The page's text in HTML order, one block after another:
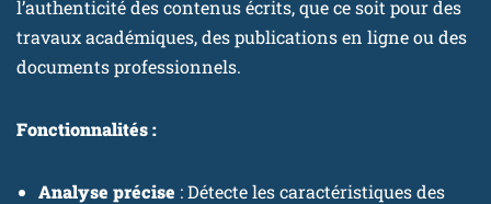
l’authenticité des contenus écrits, que ce soit pour des
travaux académiques, des publications en ligne ou des
documents professionnels.
Fonctionnalités :
Analyse précise : Détecte les caractéristiques des